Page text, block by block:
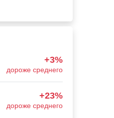
+3%
дороже среднего
+23%
дороже среднего